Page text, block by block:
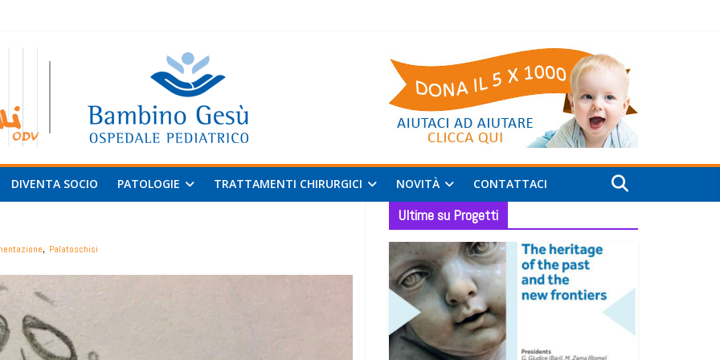
DIVENTA SOCIO PATOLOGIE TRATTAMENTI CHIRURGICI NOVITÀ CONTATTACI
, Palatoschisi
Ultime su Progetti